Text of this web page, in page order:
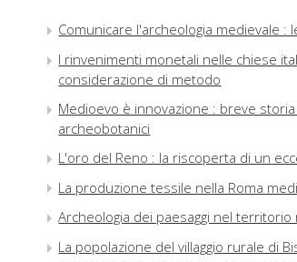
Comunicare l'archeologia medievale :
I rinvenimenti monetali nelle chiese
considerazione di metodo
Medioevo è innovazione : breve
archeobotanici
L'oro del Reno : la riscoperta di un
La produzione tessile nella Roma
Archeologia dei paesaggi nel
La popolazione del villaggio rurale di